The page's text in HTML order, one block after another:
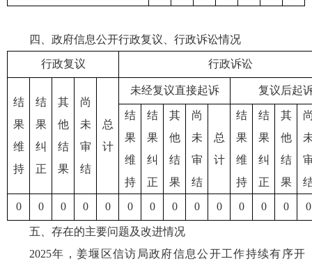
四、政府信息公开行政复议、行政诉讼情况
行政复议 行政诉讼
结
果
维
持
结
果
纠
正
其
他
结
果
尚
未
审
结
总
计
未经复议直接起诉 复议后起
结
果
维
持
结
果
纠
正
其
他
结
果
尚
未
审
结
总
计
结
果
维
持
结
果
纠
正
其
他
结
果
0 0 0 0 0 0 0 0 0 0 0 0 0 0
五、存在的主要问题及改进情况
2025年，姜堰区信访局政府信息公开工作持续有序开